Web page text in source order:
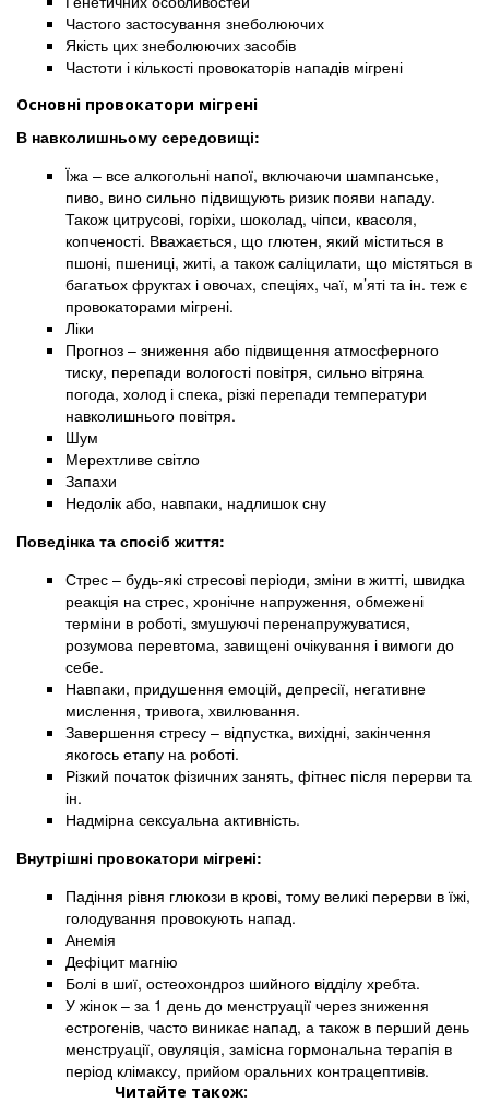
Частого застосування знеболюючих
Якість цих знеболюючих засобів
Частоти і кількості провокаторів нападів мігрені
Основні провокатори мігрені
В навколишньому середовищі:
Їжа – все алкогольні напої, включаючи шампанське,
пиво, вино сильно підвищують ризик появи нападу.
Також цитрусові, горіхи, шоколад, чіпси, квасоля,
копченості. Вважається, що глютен, який міститься в
пшоні, пшениці, житі, а також саліцилати, що містяться в
багатьох фруктах і овочах, спеціях, чаї, м’яті та ін. теж є
провокаторами мігрені.
Ліки
Прогноз – зниження або підвищення атмосферного
тиску, перепади вологості повітря, сильно вітряна
погода, холод і спека, різкі перепади температури
навколишнього повітря.
Шум
Мерехтливе світло
Запахи
Недолік або, навпаки, надлишок сну
Поведінка та спосіб життя:
Стрес – будь-які стресові періоди, зміни в житті, швидка
реакція на стрес, хронічне напруження, обмежені
терміни в роботі, змушуючі перенапружуватися,
розумова перевтома, завищені очікування і вимоги до
себе.
Навпаки, придушення емоцій, депресії, негативне
мислення, тривога, хвилювання.
Завершення стресу – відпустка, вихідні, закінчення
якогось етапу на роботі.
Різкий початок фізичних занять, фітнес після перерви та
ін.
Надмірна сексуальна активність.
Внутрішні провокатори мігрені:
Падіння рівня глюкози в крові, тому великі перерви в їжі,
голодування провокують напад.
Анемія
Дефіцит магнію
Болі в шиї, остеохондроз шийного відділу хребта.
У жінок – за 1 день до менструації через зниження
естрогенів, часто виникає напад, а також в перший день
менструації, овуляція, замісна гормональна терапія в
період клімаксу, прийом оральних контрацептивів.
Читайте також: